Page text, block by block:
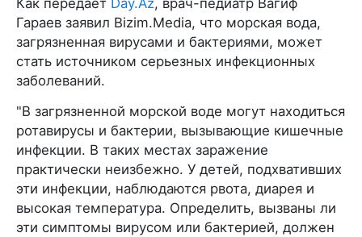
Гараев заявил Bizim.Media, что морская вода,
загрязненная вирусами и бактериями, может
стать источником серьезных инфекционных
заболеваний.
"В загрязненной морской воде могут находиться
ротавирусы и бактерии, вызывающие кишечные
инфекции. В таких местах заражение
практически неизбежно. У детей, подхвативших
эти инфекции, наблюдаются рвота, диарея и
высокая температура. Определить, вызваны ли
эти симптомы вирусом или бактерией, должен